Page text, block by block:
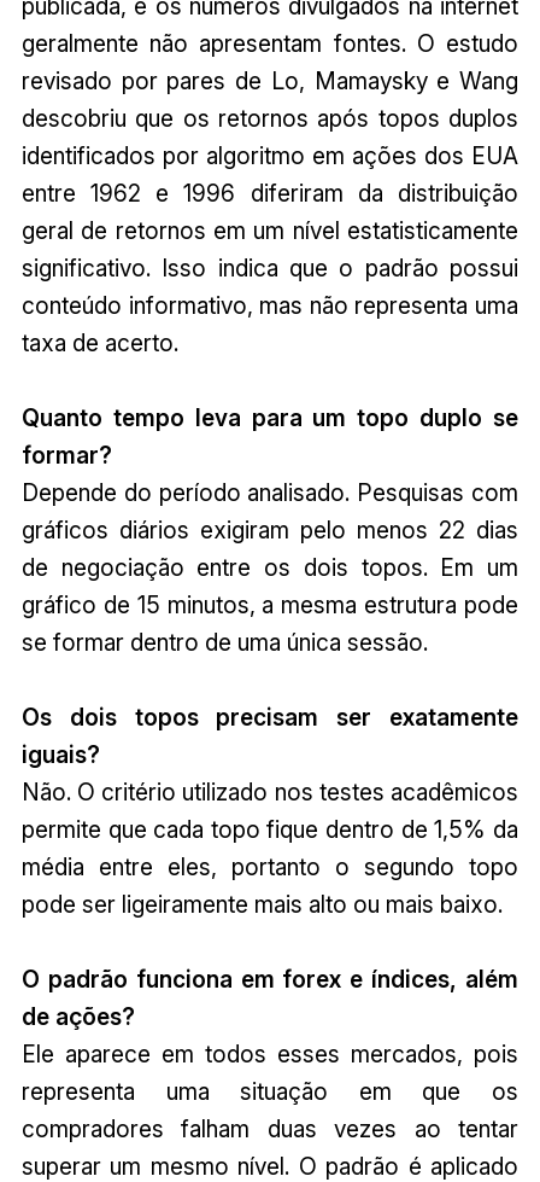
geralmente não apresentam fontes. O estudo
revisado por pares de Lo, Mamaysky e Wang
descobriu que os retornos após topos duplos
identificados por algoritmo em ações dos EUA
entre 1962 e 1996 diferiram da distribuição
geral de retornos em um nível estatisticamente
significativo. Isso indica que o padrão possui
conteúdo informativo, mas não representa uma
taxa de acerto.
Quanto tempo leva para um topo duplo se
formar?
Depende do período analisado. Pesquisas com
gráficos diários exigiram pelo menos 22 dias
de negociação entre os dois topos. Em um
gráfico de 15 minutos, a mesma estrutura pode
se formar dentro de uma única sessão.
Os dois topos precisam ser exatamente
iguais?
Não. O critério utilizado nos testes acadêmicos
permite que cada topo fique dentro de 1,5% da
média entre eles, portanto o segundo topo
pode ser ligeiramente mais alto ou mais baixo.
O padrão funciona em forex e índices, além
de ações?
Ele aparece em todos esses mercados, pois
representa uma situação em que os
compradores falham duas vezes ao tentar
superar um mesmo nível. O padrão é aplicado